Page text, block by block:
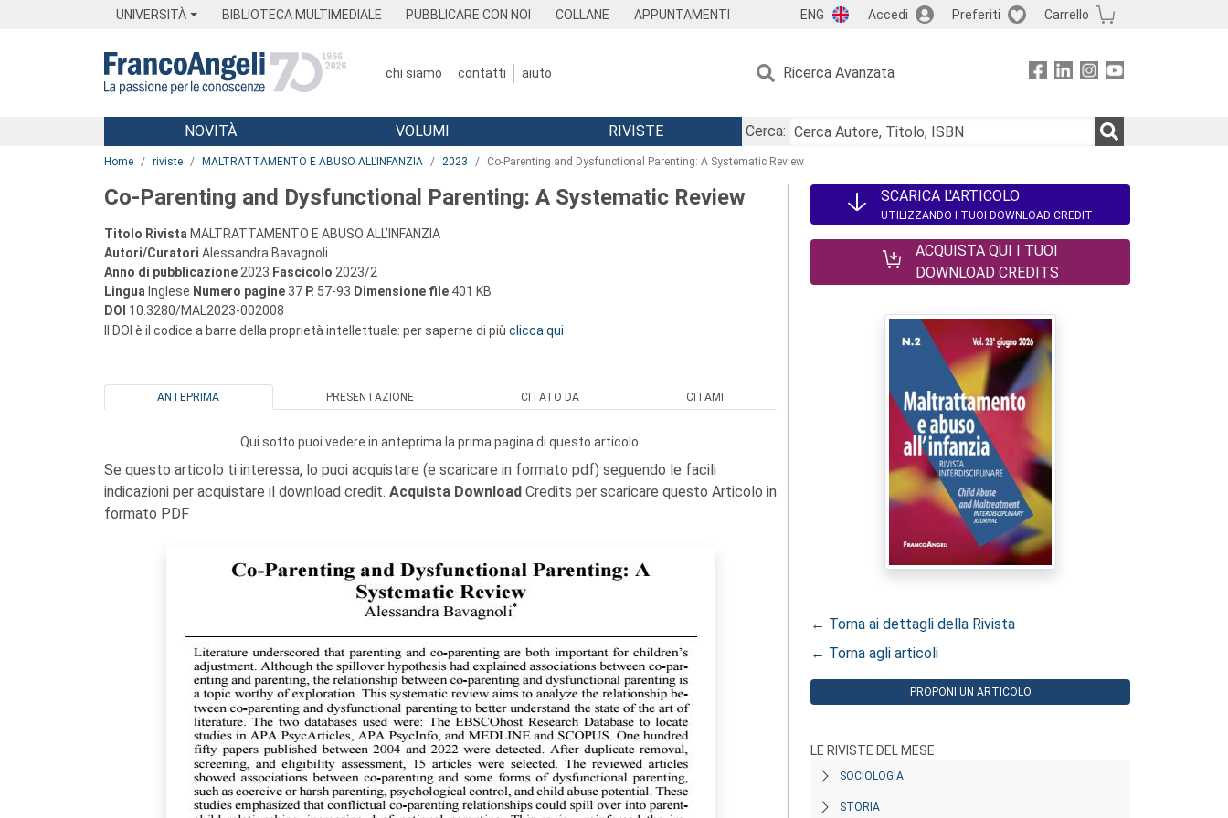
UNIVERSITÀ BIBLIOTECA MULTIMEDIALE PUBBLICARE CON NOI COLLANE APPUNTAMENTI ENG Accedi Preferiti Carrello
chi siamo contatti aiuto Ricerca Avanzata
Menu
NOVITÀ VOLUMI RIVISTE
Cerca:
Home riviste MALTRATTAMENTO E ABUSO ALL’INFANZIA 2023 Co-Parenting and Dysfunctional Parenting: A Systematic Review
Co-Parenting and Dysfunctional Parenting: A Systematic Review
Titolo Rivista MALTRATTAMENTO E ABUSO ALL’INFANZIA
Autori/Curatori Alessandra Bavagnoli
Anno di pubblicazione 2023 Fascicolo 2023/2
Lingua Inglese Numero pagine 37 P. 57-93 Dimensione file 401 KB
DOI 10.3280/MAL2023-002008
Il DOI è il codice a barre della proprietà intellettuale: per saperne di più clicca qui
ANTEPRIMA PRESENTAZIONE CITATO DA CITAMI
Qui sotto puoi vedere in anteprima la prima pagina di questo articolo.
Se questo articolo ti interessa, lo puoi acquistare (e scaricare in formato pdf) seguendo le facili
indicazioni per acquistare il download credit. Acquista Download Credits per scaricare questo Articolo in
formato PDF
SCARICA L'ARTICOLO
UTILIZZANDO I TUOI DOWNLOAD CREDIT
ACQUISTA QUI I TUOI
DOWNLOAD CREDITS
← Torna ai dettagli della Rivista
← Torna agli articoli
PROPONI UN ARTICOLO
LE RIVISTE DEL MESE
SOCIOLOGIA
STORIA